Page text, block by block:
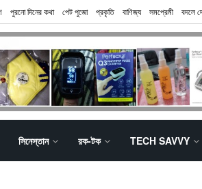
পুরনো দিনের কথা পেট পুজো প্রকৃতি বাণিজ্য সমপ্রেমী বদলে
সিনেস্তান রক-টক TECH SAVVY